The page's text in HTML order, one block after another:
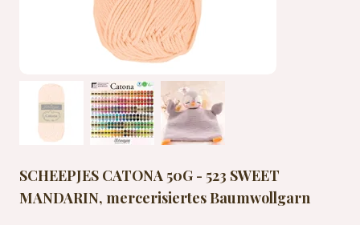
SCHEEPJES CATONA 50G - 523 SWEET
MANDARIN, mercerisiertes Baumwollgarn